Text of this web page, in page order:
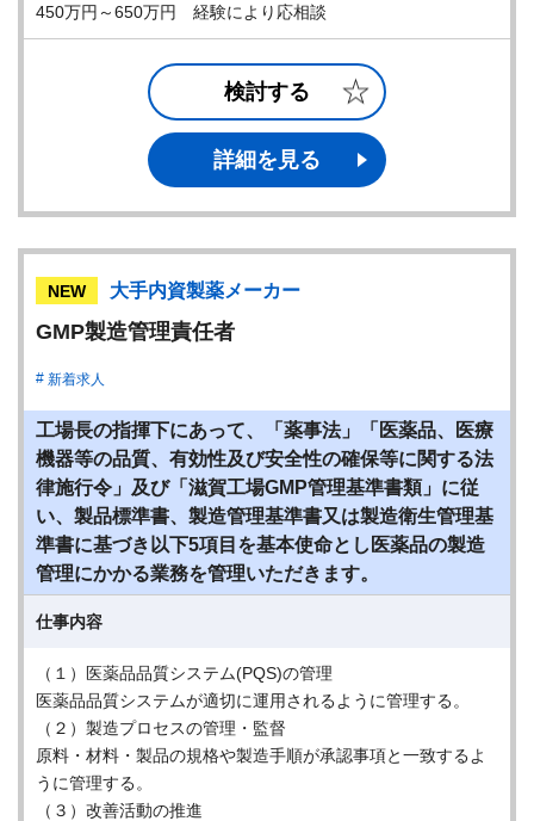
450万円～650万円 経験により応相談
検討する
詳細を見る
NEW 大手内資製薬メーカー
GMP製造管理責任者
新着求人
工場長の指揮下にあって、「薬事法」「医薬品、医療
機器等の品質、有効性及び安全性の確保等に関する法
律施行令」及び「滋賀工場GMP管理基準書類」に従
い、製品標準書、製造管理基準書又は製造衛生管理基
準書に基づき以下5項目を基本使命とし医薬品の製造
管理にかかる業務を管理いただきます。
仕事内容
（１）医薬品品質システム(PQS)の管理
医薬品品質システムが適切に運用されるように管理する。
（２）製造プロセスの管理・監督
原料・材料・製品の規格や製造手順が承認事項と一致するよ
うに管理する。
（３）改善活動の推進